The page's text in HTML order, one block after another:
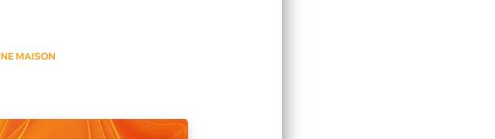
MAISON